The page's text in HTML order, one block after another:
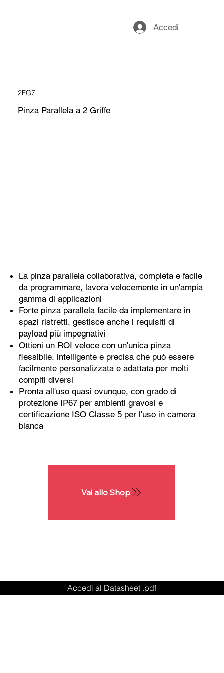
Accedi
2FG7
Pinza Parallela a 2 Griffe
La pinza parallela collaborativa, completa e facile
da programmare, lavora velocemente in un'ampia
gamma di applicazioni
Forte pinza parallela facile da implementare in
spazi ristretti, gestisce anche i requisiti di
payload più impegnativi
Ottieni un ROI veloce con un'unica pinza
flessibile, intelligente e precisa che può essere
facilmente personalizzata e adattata per molti
compiti diversi
Pronta all'uso quasi ovunque, con grado di
protezione IP67 per ambienti gravosi e
certificazione ISO Classe 5 per l'uso in camera
bianca
Accedi al Datasheet .pdf
Vai allo Shop